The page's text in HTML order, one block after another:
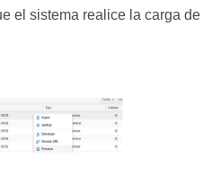
el sistema realice la carga de